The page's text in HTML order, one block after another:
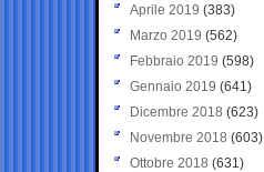
Aprile 2019 (383)
Marzo 2019 (562)
Febbraio 2019 (598)
Gennaio 2019 (641)
Dicembre 2018 (623)
Novembre 2018 (603)
Ottobre 2018 (631)